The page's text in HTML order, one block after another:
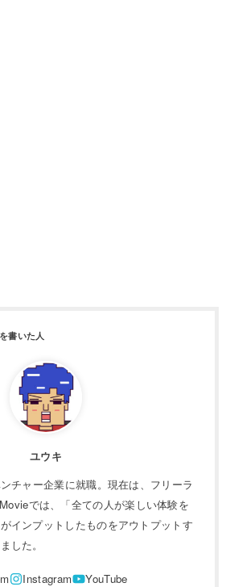
ユウキ
チャー企業に就職。現在は、フリーラ
では、「全ての人が楽しい体験を
インプットしたものをアウトプットす
した。